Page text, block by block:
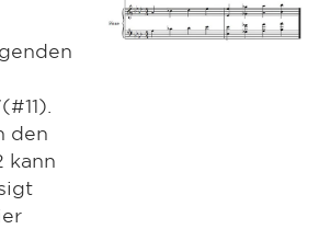
den
kann